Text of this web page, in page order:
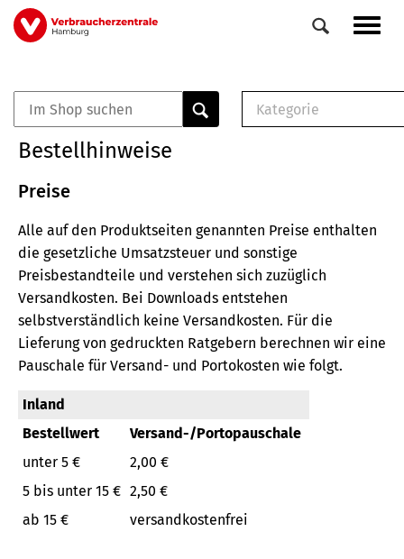
Direkt
zum
Veranstaltungen
0
Elemente
Kategorie
Broschüre
Buch
Bestellhinweise
Preise
Alle auf den Produktseiten genannten Preise enthalten
die gesetzliche Umsatzsteuer und sonstige
Preisbestandteile und verstehen sich zuzüglich
Versandkosten. Bei Downloads entstehen
selbstverständlich keine Versandkosten. Für die
Lieferung von gedruckten Ratgebern berechnen wir eine
Pauschale für Versand- und Portokosten wie folgt.
Inland
Bestellwert
Versand-/Portopauschale
unter 5 €
2,00 €
5 bis unter 15 € 2,50 €
ab 15 €
versandkostenfrei